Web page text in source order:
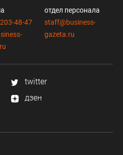
48-47
отдел персонала
staff@business-
gazeta.ru
twitter
дзен